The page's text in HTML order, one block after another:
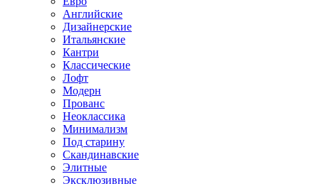
Английские
Дизайнерские
Итальянские
Кантри
Классические
Лофт
Модерн
Прованс
Неоклассика
Минимализм
Под старину
Скандинавские
Элитные
Эксклюзивные